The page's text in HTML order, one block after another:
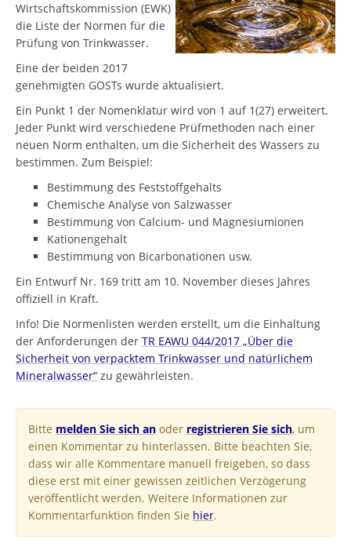
Wirtschaftskommission (EWK)
die Liste der Normen für die
Prüfung von Trinkwasser.
Eine der beiden 2017
genehmigten GOSTs wurde aktualisiert.
Ein Punkt 1 der Nomenklatur wird von 1 auf 1(27) erweitert.
Jeder Punkt wird verschiedene Prüfmethoden nach einer
neuen Norm enthalten, um die Sicherheit des Wassers zu
bestimmen. Zum Beispiel:
Bestimmung des Feststoffgehalts
Chemische Analyse von Salzwasser
Bestimmung von Calcium- und Magnesiumionen
Kationengehalt
Bestimmung von Bicarbonationen usw.
Ein Entwurf Nr. 169 tritt am 10. November dieses Jahres
offiziell in Kraft.
Info! Die Normenlisten werden erstellt, um die Einhaltung
der Anforderungen der TR EAWU 044/2017 „Über die
Sicherheit von verpacktem Trinkwasser und natürlichem
Mineralwasser“ zu gewährleisten.
Bitte melden Sie sich an oder registrieren Sie sich, um
einen Kommentar zu hinterlassen. Bitte beachten Sie,
dass wir alle Kommentare manuell freigeben, so dass
diese erst mit einer gewissen zeitlichen Verzögerung
veröffentlicht werden. Weitere Informationen zur
Kommentarfunktion finden Sie hier.